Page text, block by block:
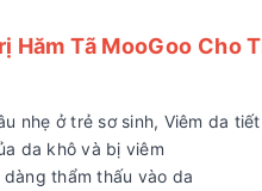
Hăm Tã MooGoo Cho
nhẹ ở trẻ sơ sinh, Viêm da
da khô và bị viêm
thẩm thấu vào da